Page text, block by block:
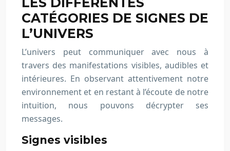
CATÉGORIES DE SIGNES DE
L’UNIVERS
L’univers peut communiquer avec nous à
travers des manifestations visibles, audibles et
intérieures. En observant attentivement notre
environnement et en restant à l’écoute de notre
intuition, nous pouvons décrypter ses
messages.
Signes visibles